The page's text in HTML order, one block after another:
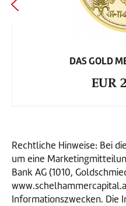
DAS GOLD
EUR
Rechtliche Hinweise: Bei
um eine
Bank AG (1010,
Informationszwecken. Die